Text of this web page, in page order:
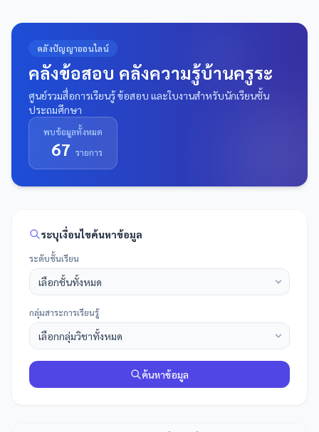
คลังปัญญาออนไลน์
คลังข้อสอบ คลังความรู้บ้านครูระ
ศูนย์รวมสื่อการเรียนรู้ ข้อสอบ และใบงานสำหรับนักเรียนชั้น
ประถมศึกษา
พบข้อมูลทั้งหมด
67 รายการ
ระบุเงื่อนไขค้นหาข้อมูล
ระดับชั้นเรียน
กลุ่มสาระการเรียนรู้
ค้นหาข้อมูล